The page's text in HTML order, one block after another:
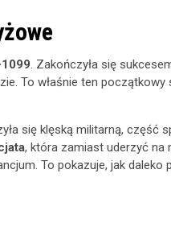
. Zakończyła się
To właśnie ten początkowy
się klęską militarną, część
, która zamiast uderzyć na
To pokazuje, jak daleko